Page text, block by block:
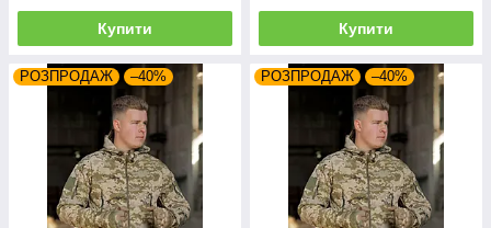
Купити Купити
РОЗПРОДАЖ –40% РОЗПРОДАЖ –40%